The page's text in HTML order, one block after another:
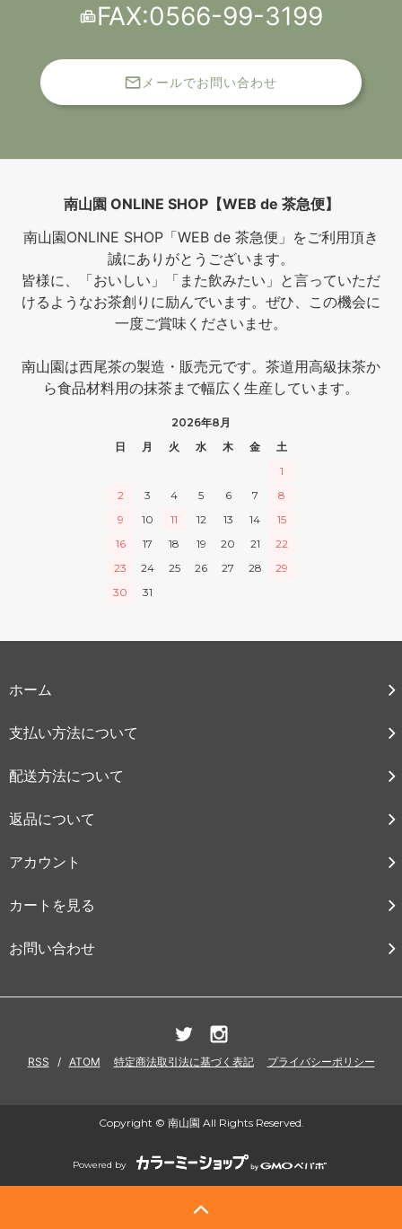
FAX:0566-99-3199
メールでお問い合わせ
南山園 ONLINE SHOP【WEB de 茶急便】
南山園ONLINE SHOP「WEB de 茶急便」をご利用頂き
誠にありがとうございます。
皆様に、「おいしい」「また飲みたい」と言っていただ
けるようなお茶創りに励んでいます。ぜひ、この機会に
一度ご賞味くださいませ。
南山園は西尾茶の製造・販売元です。茶道用高級抹茶か
ら食品材料用の抹茶まで幅広く生産しています。
2026年8月
日
月 火 水 木 金
土
1
2
3 4 5 6 7
8
9
10 11 12 13 14
15
16
17 18 19 20 21
22
23
24 25 26 27 28
29
30
31
ホーム
支払い方法について
配送方法について
返品について
アカウント
カートを見る
お問い合わせ
RSS / ATOM 特定商法取引法に基づく表記 プライバシーポリシー
Copyright © 南山園 All Rights Reserved.
Powered by